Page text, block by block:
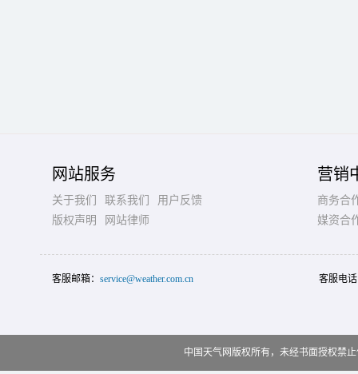
网站服务
关于我们 联系我们
用户反馈
版权声明
网站律师
营销
商务合
媒资合
客服邮箱： service@weather.com.cn 客服电
中国天气网版权所有，未经书面授权